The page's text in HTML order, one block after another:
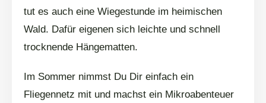
tut es auch eine Wiegestunde im heimischen
Wald. Dafür eigenen sich leichte und schnell
trocknende Hängematten.
Im Sommer nimmst Du Dir einfach ein
Fliegennetz mit und machst ein Mikroabenteuer